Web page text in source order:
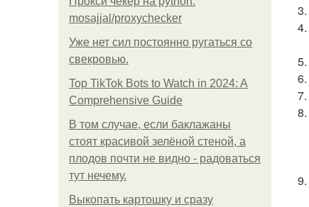
mosajjal/proxychecker
Уже нет сил постоянно ругаться со
свекровью.
Top TikTok Bots to Watch in 2024: A
Comprehensive Guide
В том случае, если баклажаны
стоят красивой зелёной стеной, а
плодов почти не видно - радоваться
тут нечему.
Выкопать картошку и сразу